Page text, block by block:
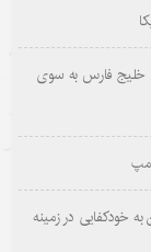
خلیج فارس به سوی
خودکفایی در زمینه